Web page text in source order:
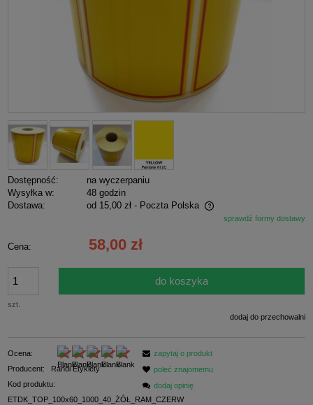
Dostępność:
na wyczerpaniu
Wysyłka w:
48 godzin
Dostawa:
od 15,00 zł - Poczta Polska
Cena nie zawiera ewentualnych kosztów płatnościsprawdź formy dostawy
Cena: 58,00 zł
szt.
do koszyka
dodaj do przechowalni
Ocena:
Producent:
Randi Etykiety
Kod produktu:
ETDK_TOP_100x60_1000_40_ŻÓŁ_RAM_CZERW
zapytaj o produkt
poleć znajomemu
dodaj opinię